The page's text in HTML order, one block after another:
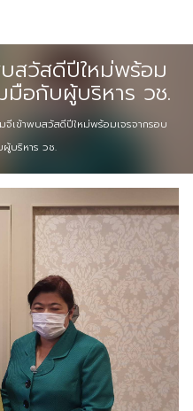
ง ๆ
สวัสดีปีใหม่พร้อม
มือกับผู้บริหาร วช.
จีเข้าพบสวัสดีปีใหม่พร้อมเจรจากรอบ
บริหาร วช.